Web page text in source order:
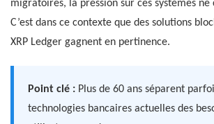
migratoires, la pression sur ces systèmes ne
C’est dans ce contexte que des solutions
XRP Ledger gagnent en pertinence.
Point clé : Plus de 60 ans séparent
technologies bancaires actuelles des